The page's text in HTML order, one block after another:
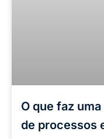
O que faz
de processos